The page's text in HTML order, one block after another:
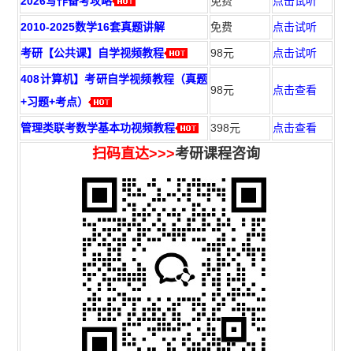
2010-2025数学16套真题讲解 免费 点击试听
考研【公共课】自学视频教程 98元 点击试听
408计算机】考研自学视频教程（真题
+习题+考点）
98元 点击查看
管理类联考数学基本功视频教程 398元 点击查看
扫码直达>>>考研课程咨询